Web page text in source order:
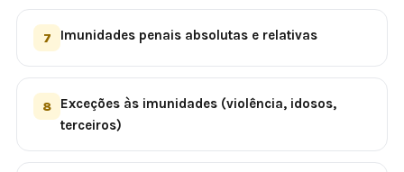
7 Imunidades penais absolutas e relativas
8
Exceções às imunidades (violência, idosos,
terceiros)